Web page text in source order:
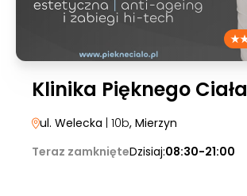
Klinika Pięknego Ciała
ul. Welecka | 10b, Mierzyn
Teraz zamknięteDzisiaj:08:30-21:00